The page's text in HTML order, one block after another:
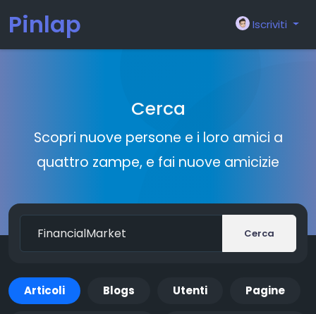
Pinlap Iscriviti
Cerca
Scopri nuove persone e i loro amici a
quattro zampe, e fai nuove amicizie
Cerca
Articoli Blogs Utenti Pagine